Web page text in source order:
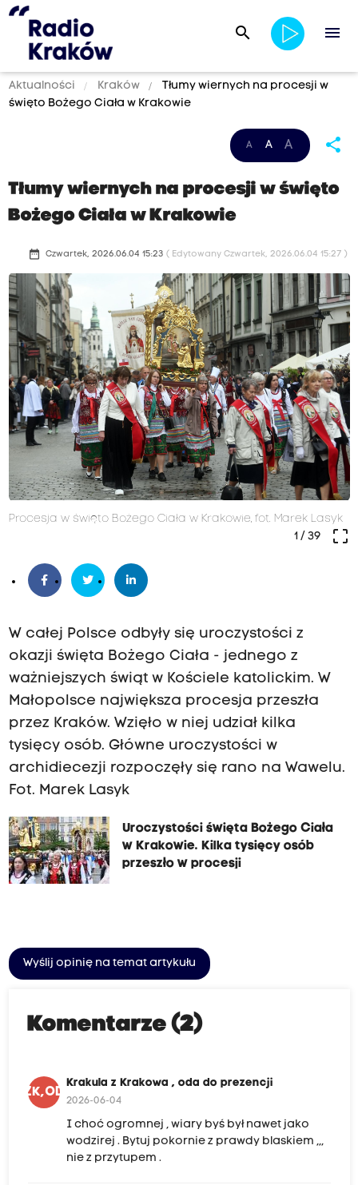
search menu
Aktualności Kraków
Tłumy wiernych na procesji w
święto Bożego Ciała w Krakowie
A A A share
Tłumy wiernych na procesji w święto
Bożego Ciała w Krakowie
date_range Czwartek, 2026.06.04 15:23 ( Edytowany Czwartek, 2026.06.04 15:27 )
Procesja w święto Bożego Ciała w Krakowie, fot. Marek Lasyk
crop_free
1/ 39
W całej Polsce odbyły się uroczystości z
okazji święta Bożego Ciała - jednego z
ważniejszych świąt w Kościele katolickim. W
Małopolsce największa procesja przeszła
przez Kraków. Wzięło w niej udział kilka
tysięcy osób. Główne uroczystości w
archidiecezji rozpoczęły się rano na Wawelu.
Fot. Marek Lasyk
Uroczystości święta Bożego Ciała
w Krakowie. Kilka tysięcy osób
przeszło w procesji
Wyślij opinię na temat artykułu
Komentarze (2)
KZK,ODP
Krakula z Krakowa , oda do prezencji
2026-06-04
I choć ogromnej , wiary byś był nawet jako
wodzirej . Bytuj pokornie z prawdy blaskiem ,,,
nie z przytupem .